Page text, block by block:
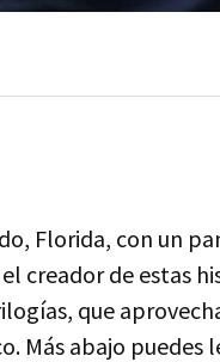
Florida, con un
creador de estas
que
Más abajo puedes